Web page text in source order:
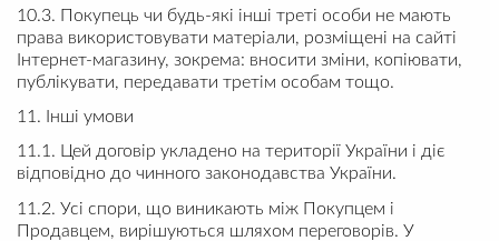
10.3. Покупець чи будь-які інші треті особи не мають
права використовувати матеріали, розміщені на сайті
Інтернет-магазину, зокрема: вносити зміни, копіювати,
публікувати, передавати третім особам тощо.
11. Інші умови
11.1. Цей договір укладено на території України і діє
відповідно до чинного законодавства України.
11.2. Усі спори, що виникають між Покупцем і
Продавцем, вирішуються шляхом переговорів. У